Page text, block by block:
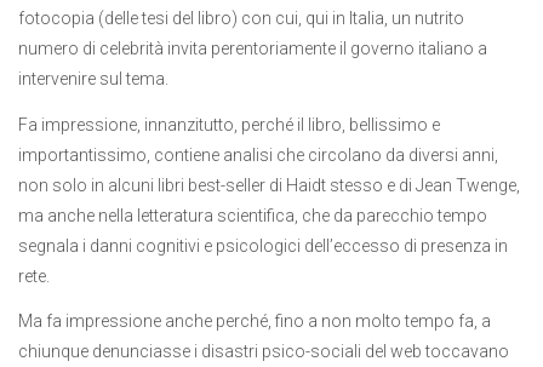
fotocopia (delle tesi del libro) con cui, qui in Italia, un nutrito
numero di celebrità invita perentoriamente il governo italiano a
intervenire sul tema.
Fa impressione, innanzitutto, perché il libro, bellissimo e
importantissimo, contiene analisi che circolano da diversi anni,
non solo in alcuni libri best-seller di Haidt stesso e di Jean Twenge,
ma anche nella letteratura scientifica, che da parecchio tempo
segnala i danni cognitivi e psicologici dell’eccesso di presenza in
rete.
Ma fa impressione anche perché, fino a non molto tempo fa, a
chiunque denunciasse i disastri psico-sociali del web toccavano